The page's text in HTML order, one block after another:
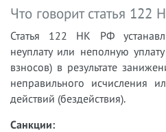
Что говорит статья 122
Статья 122 НК РФ
неуплату или неполную
взносов) в результате
неправильного исчисления
действий (бездействия).
Санкции: